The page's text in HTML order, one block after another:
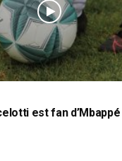
est fan d’Mbappé